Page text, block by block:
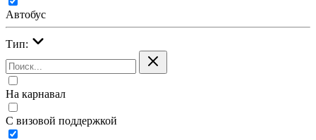
Автобус
Тип:
На карнавал
С визовой поддержкой